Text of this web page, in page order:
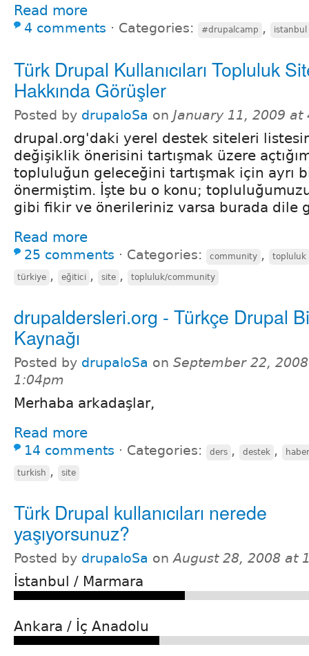
Read more
4 comments ⋅ Categories: #drupalcamp , istanbul
Türk Drupal Kullanıcıları Topluluk
Hakkında Görüşler
Posted by drupaloSa on January 11, 2009 at
drupal.org'daki yerel destek siteleri
değişiklik önerisini tartışmak üzere
topluluğun geleceğini tartışmak için ayrı
önermiştim. İşte bu o konu;
gibi fikir ve önerileriniz varsa burada dile
Read more
25 comments ⋅ Categories: community , topluluk
türkiye , eğitici , site , topluluk/community
drupaldersleri.org - Türkçe Drupal
Kaynağı
Posted by drupaloSa on September 22,
1:04pm
Merhaba arkadaşlar,
Read more
14 comments ⋅ Categories: ders , destek , haber
turkish , site
Türk Drupal kullanıcıları nerede
yaşıyorsunuz?
Posted by drupaloSa onAugust 28, 2008 at
İstanbul / Marmara
Ankara / İç Anadolu